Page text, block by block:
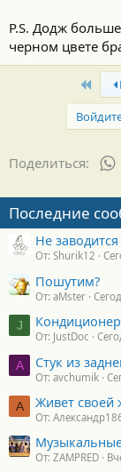
P.S. Додж
черном цвете
First
Поделиться:
Последние
Не
От: Shurik12
Пошутим?
От: aMster
J
От: JustDoc
A Стук из
От: avchumik
А Живет своей
От:
От: ZAMPRED